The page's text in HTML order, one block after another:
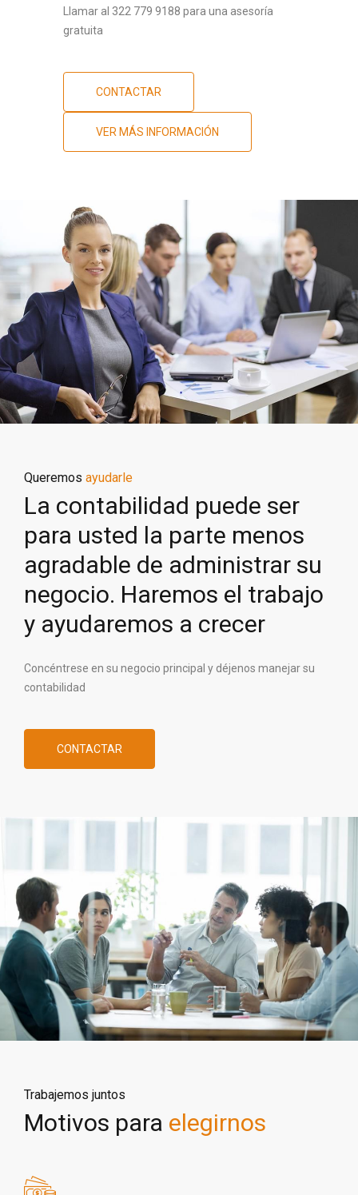
Llamar al 322 779 9188 para una asesoría
gratuita
CONTACTAR
VER MÁS INFORMACIÓN
Queremos ayudarle
La contabilidad puede ser
para usted la parte menos
agradable de administrar su
negocio. Haremos el trabajo
y ayudaremos a crecer
Concéntrese en su negocio principal y déjenos manejar su
contabilidad
CONTACTAR
Trabajemos juntos
Motivos para elegirnos